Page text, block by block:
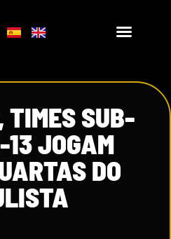
TIMES SUB-
13 JOGAM
DO